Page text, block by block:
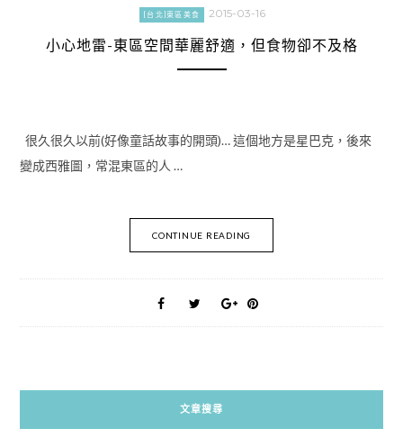
[台北]東區美食 2015-03-16
小心地雷-東區空間華麗舒適，但食物卻不及格
很久很久以前(好像童話故事的開頭)… 這個地方是星巴克，後來
變成西雅圖，常混東區的人 …
CONTINUE READING
文章搜尋